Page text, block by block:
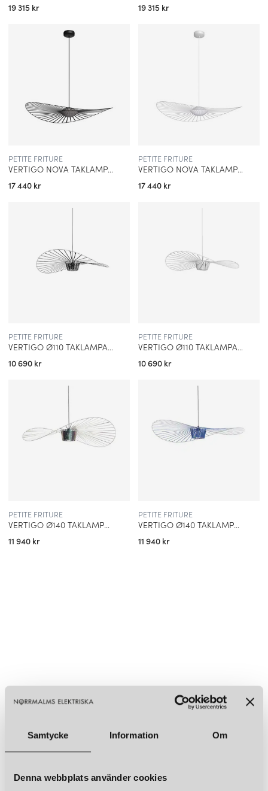
Samtycke Information Om
Denna webbplats använder cookies
19 315 kr
19 315 kr
PETITE FRITURE
VERTIGO NOVA TAKLAMPA SMALL SVART
17 440 kr
PETITE FRITURE
VERTIGO NOVA TAKLAMPA SMALL VIT
17 440 kr
PETITE FRITURE
VERTIGO Ø110 TAKLAMPA SVART
10 690 kr
PETITE FRITURE
VERTIGO Ø110 TAKLAMPA VIT
10 690 kr
PETITE FRITURE
VERTIGO Ø140 TAKLAMPA BEETLE
11 940 kr
PETITE FRITURE
VERTIGO Ø140 TAKLAMPA COBALT
11 940 kr